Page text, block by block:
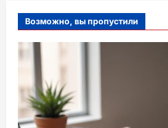
Возможно, вы пропустили